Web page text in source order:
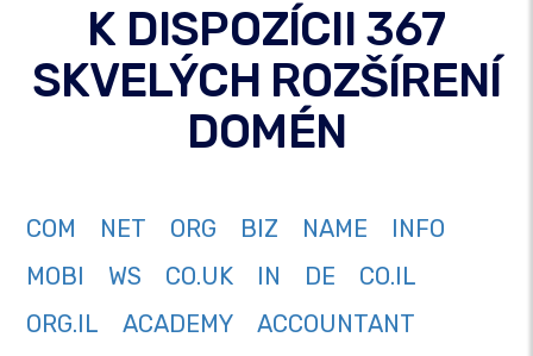
K DISPOZÍCII 367
SKVELÝCH ROZŠÍRENÍ
DOMÉN
COM NET ORG BIZ NAME
INFO
MOBI
WS CO.UK IN DE
CO.IL
ORG.IL
ACADEMY
ACCOUNTANT